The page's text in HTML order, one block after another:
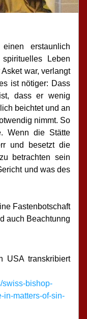
erstaunlich
Leben
war, verlangt
ist nötiger: Dass
dass er wenig
beichtet und an
nimmt. So
Wenn die Stätte
und besetzt die
betrachten sein
und was des
Fastenbotschaft
auch Beachtunng
USA transkribiert
swiss-bishop-
in-matters-of-sin-